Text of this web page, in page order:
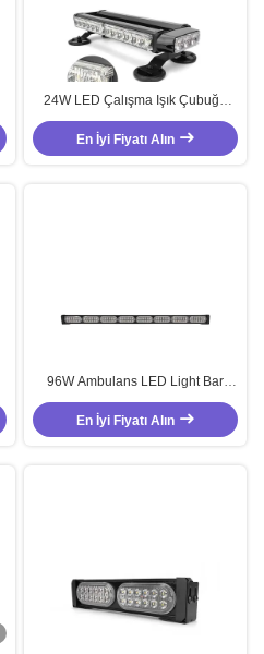
24W LED Çalışma Işık Çubuğu
12V - 24V Amber Uyarı Işık
Çubuğu
En İyi Fiyatı Alın
96W Ambulans LED Light Bar
IP67 LED Strobe Light Bar OEM
ODM
En İyi Fiyatı Alın